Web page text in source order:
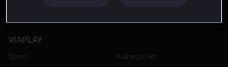
VIAPLAY
Sport
Kategorier